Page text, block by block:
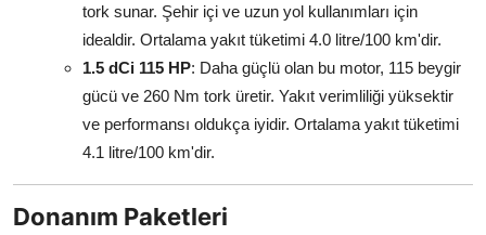
tork sunar. Şehir içi ve uzun yol kullanımları için
idealdir. Ortalama yakıt tüketimi 4.0 litre/100 km'dir.
1.5 dCi 115 HP: Daha güçlü olan bu motor, 115 beygir
gücü ve 260 Nm tork üretir. Yakıt verimliliği yüksektir
ve performansı oldukça iyidir. Ortalama yakıt tüketimi
4.1 litre/100 km'dir.
Donanım Paketleri